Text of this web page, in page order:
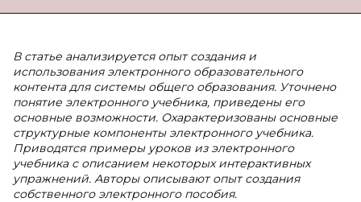
В статье анализируется опыт создания и
использования электронного образовательного
контента для системы общего образования. Уточнено
понятие электронного учебника, приведены его
основные возможности. Охарактеризованы основные
структурные компоненты электронного учебника.
Приводятся примеры уроков из электронного
учебника с описанием некоторых интерактивных
упражнений. Авторы описывают опыт создания
собственного электронного пособия.